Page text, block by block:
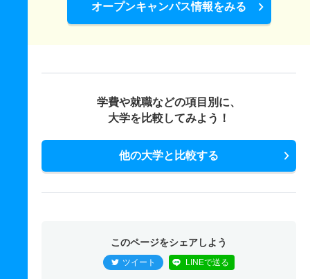
オープンキャンパス情報をみる
学費や就職などの項目別に、
大学を比較してみよう！
他の大学と比較する
このページをシェアしよう
ツイート LINEで送る